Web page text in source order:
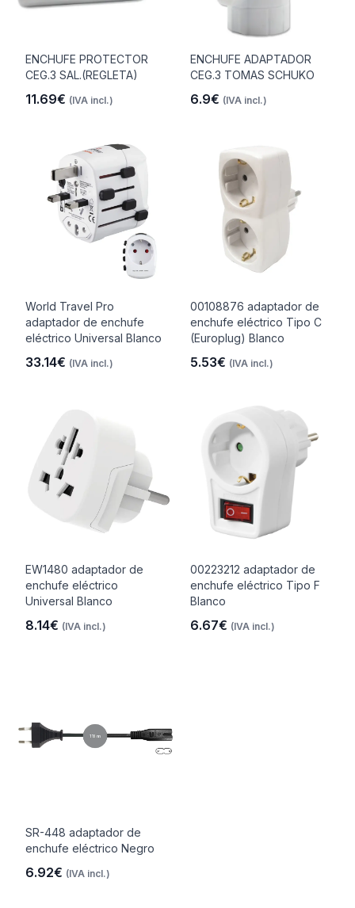
ENCHUFE PROTECTOR
CEG.3 SAL.(REGLETA)
11.69€ (IVA incl.)
ENCHUFE ADAPTADOR
CEG.3 TOMAS SCHUKO
6.9€ (IVA incl.)
World Travel Pro
adaptador de enchufe
eléctrico Universal Blanco
33.14€ (IVA incl.)
00108876 adaptador de
enchufe eléctrico Tipo C
(Europlug) Blanco
5.53€ (IVA incl.)
EW1480 adaptador de
enchufe eléctrico
Universal Blanco
8.14€ (IVA incl.)
00223212 adaptador de
enchufe eléctrico Tipo F
Blanco
6.67€ (IVA incl.)
SR-448 adaptador de
enchufe eléctrico Negro
6.92€ (IVA incl.)